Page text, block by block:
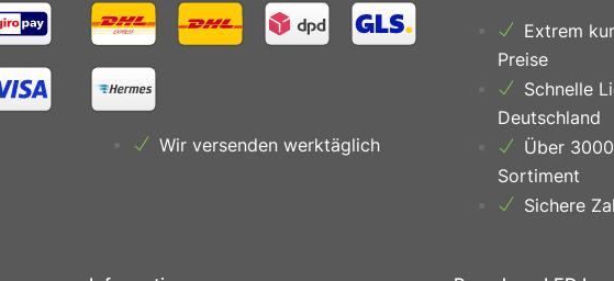
Wir versenden werktäglich
Extrem
Preise
Schnelle
Deutschland
Über
Sortiment
Sichere